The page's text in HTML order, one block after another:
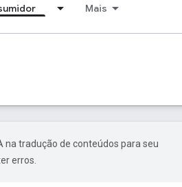
Mais
na tradução de conteúdos para seu
erros.